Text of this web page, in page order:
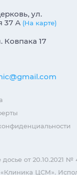
ул.
37 А (На карте)
Ковпака 17
от 20.10.2021 №
ЦСМ».